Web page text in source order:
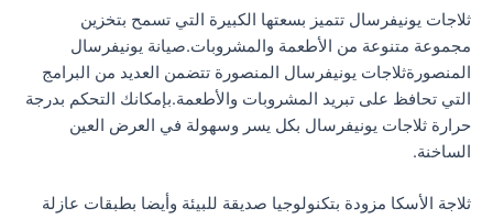
ثلاجات يونيفرسال تتميز بسعتها الكبيرة التي تسمح بتخزين
مجموعة متنوعة من الأطعمة والمشروبات.صيانة يونيفرسال
المنصورةثلاجات يونيفرسال المنصورة تتضمن العديد من البرامج
التي تحافظ على تبريد المشروبات والأطعمة.بإمكانك التحكم بدرجة
حرارة ثلاجات يونيفرسال بكل يسر وسهولة في العرض العين
الساخنة.
ثلاجة الأسكا مزودة بتكنولوجيا صديقة للبيئة وأيضا بطبقات عازلة